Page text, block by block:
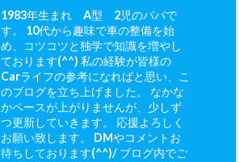
1983年生まれ A型 2児のパパで
す。 10代から趣味で車の整備を始
め、コツコツと独学で知識を増やし
ております(^^) 私の経験が皆様の
Carライフの参考になればと思い、こ
のブログを立ち上げました。 なかな
かペースが上がりませんが、少しず
つ更新していきます。 応援よろしく
お願い致します。 DMやコメントお
待ちしております(^^)/ ブログ内でご